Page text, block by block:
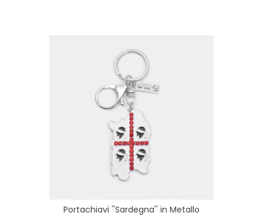
Portachiavi ''Sardegna'' in Metallo